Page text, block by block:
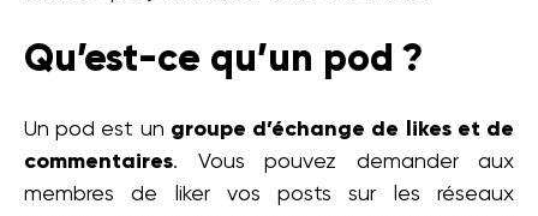
Qu’est-ce qu’un pod ?
Un pod est un groupe d’échange de likes et de
commentaires. Vous pouvez demander aux
membres de liker vos posts sur les réseaux